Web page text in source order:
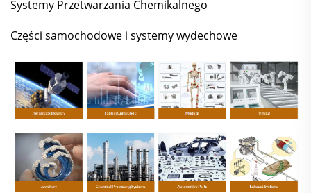
Systemy Przetwarzania Chemikalnego
Części samochodowe i systemy wydechowe